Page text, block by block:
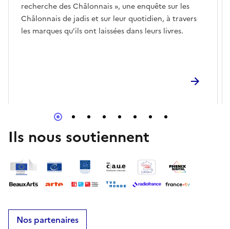
recherche des Châlonnais », une enquête sur les
Châlonnais de jadis et sur leur quotidien, à travers
les marques qu’ils ont laissées dans leurs livres.
Ils nous soutiennent
Nos partenaires